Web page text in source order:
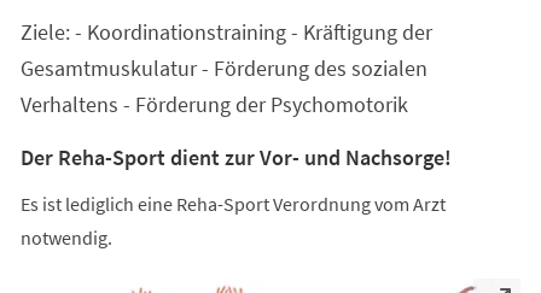
neuen
Ziele: - Koordinationstraining - Kräftigung der
Gesamtmuskulatur - Förderung des sozialen
Verhaltens - Förderung der Psychomotorik
Der Reha-Sport dient zur Vor- und Nachsorge!
Es ist lediglich eine Reha-Sport Verordnung vom Arzt
notwendig.